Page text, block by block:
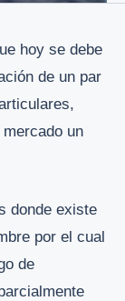
hoy se debe
de un par
un
donde existe
por el cual
de